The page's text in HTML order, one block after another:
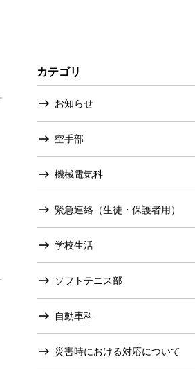
カテゴリ
お知らせ
空手部
機械電気科
緊急連絡（生徒・保護者用）
学校生活
ソフトテニス部
自動車科
災害時における対応について